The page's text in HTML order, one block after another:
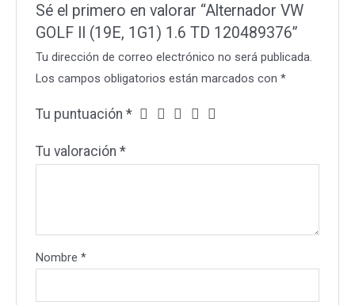
Sé el primero en valorar “Alternador VW
GOLF II (19E, 1G1) 1.6 TD 120489376”
Tu dirección de correo electrónico no será publicada.
Los campos obligatorios están marcados con*
Tu puntuación*
Tu valoración*
Nombre*